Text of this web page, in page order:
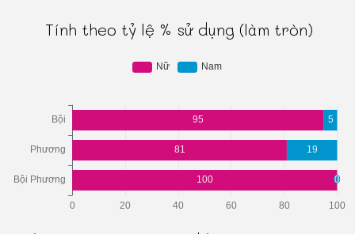
Tính theo tỷ lệ % sử dụng (làm tròn)